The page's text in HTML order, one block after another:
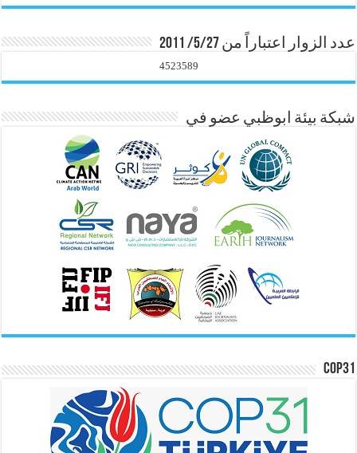
عدد الزوار اعتباراً من 5/27/ 2011
4523589
شبكة بيئة ابوظبي عضو في
COP31